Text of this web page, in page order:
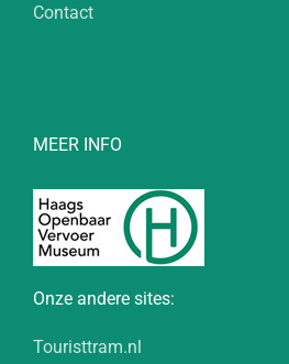
Contact
MEER INFO
Onze andere sites:
Touristtram.nl